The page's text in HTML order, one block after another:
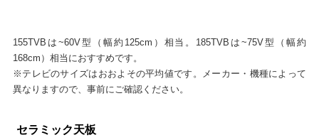
155TVBは~60V型（幅約125cm）相当。185TVBは~75V型（幅約
168cm）相当におすすめです。
※テレビのサイズはおおよその平均値です。メーカー・機種によって
異なりますので、事前にご確認ください。
セラミック天板